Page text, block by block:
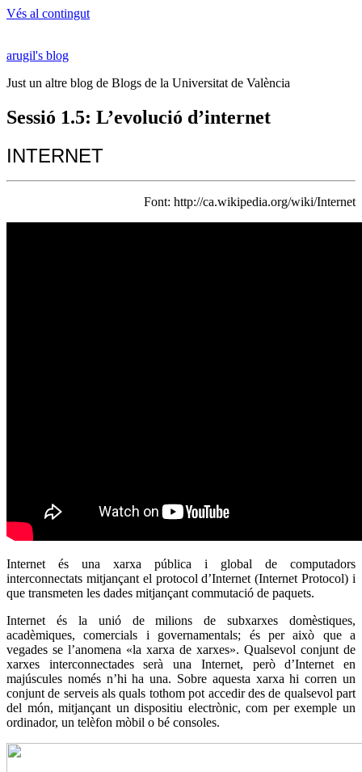
Vés al contingut
arugil's blog
Just un altre blog de Blogs de la Universitat de València
Sessió 1.5: L’evolució d’internet
INTERNET
Font: http://ca.wikipedia.org/wiki/Internet
Internet és una xarxa pública i global de computadors
interconnectats mitjançant el protocol d’Internet (Internet Protocol) i
que transmeten les dades mitjançant commutació de paquets.
Internet és la unió de milions de subxarxes domèstiques,
acadèmiques, comercials i governamentals; és per això que a
vegades se l’anomena «la xarxa de xarxes». Qualsevol conjunt de
xarxes interconnectades serà una Internet, però d’Internet en
majúscules només n’hi ha una. Sobre aquesta xarxa hi corren un
conjunt de serveis als quals tothom pot accedir des de qualsevol part
del món, mitjançant un dispositiu electrònic, com per exemple un
ordinador, un telèfon mòbil o bé consoles.